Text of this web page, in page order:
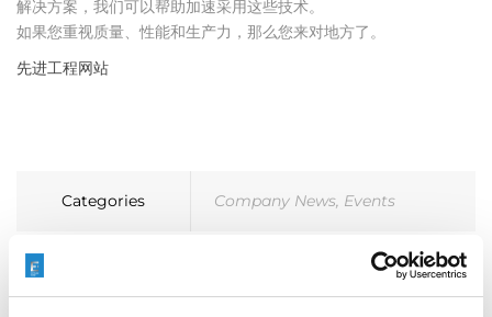
解决方案，我们可以帮助加速采用这些技术。
如果您重视质量、性能和生产力，那么您来对地方了。
先进工程网站
Categories Company News, Events